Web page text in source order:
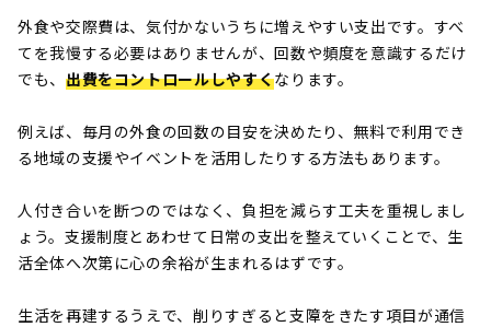
外食や交際費は、気付かないうちに増えやすい支出です。すべ
てを我慢する必要はありませんが、回数や頻度を意識するだけ
でも、 出費をコントロールしやすくなります。
例えば、毎月の外食の回数の目安を決めたり、無料で利用でき
る地域の支援やイベントを活用したりする方法もあります。
人付き合いを断つのではなく、負担を減らす工夫を重視しまし
ょう。支援制度とあわせて日常の支出を整えていくことで、生
活全体へ次第に心の余裕が生まれるはずです。
生活を再建するうえで、削りすぎると支障をきたす項目が通信